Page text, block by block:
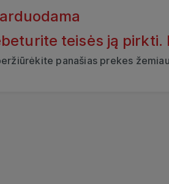
teisės ją pirkti.
panašias prekes žemiau